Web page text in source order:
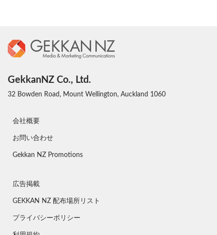
GekkanNZ Co., Ltd.
32 Bowden Road, Mount Wellington, Auckland 1060
会社概要
お問い合わせ
Gekkan NZ Promotions
広告掲載
GEKKAN NZ 配布場所リスト
プライバシーポリシー